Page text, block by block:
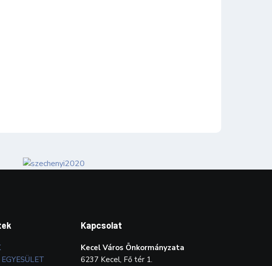
Kapcsolat
Kecel Város Önkormányzata
6237 Kecel, Fő tér 1.